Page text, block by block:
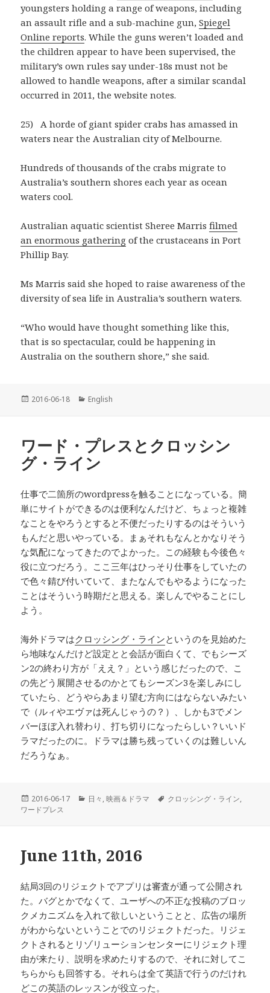
youngsters holding a range of weapons, including
an assault rifle and a sub-machine gun,Spiegel
Online reports. While the guns weren’t loaded and
the children appear to have been supervised, the
military’s own rules say under-18s must not be
allowed to handle weapons, after a similar scandal
occurred in 2011, the website notes.
25) A horde of giant spider crabs has amassed in
waters near the Australian city of Melbourne.
Hundreds of thousands of the crabs migrate to
Australia’s southern shores each year as ocean
waters cool.
Australian aquatic scientist Sheree Marrisfilmed
an enormous gathering of the crustaceans in Port
Phillip Bay.
Ms Marris said she hoped to raise awareness of the
diversity of sea life in Australia’s southern waters.
“Who would have thought something like this,
that is so spectacular, could be happening in
Australia on the southern shore,” she said.
投
2016-06-18
カ
ー
English
ワード・プレスとクロッシン
グ・ライン
仕事で二箇所のwordpressを触ることになっている。簡
単にサイトができるのは便利なんだけど、ちょっと複雑
なことをやろうとすると不便だったりするのはそういう
もんだと思いやっている。まぁそれもなんとかなりそう
な気配になってきたのでよかった。この経験も今後色々
役に立つだろう。ここ三年はひっそり仕事をしていたの
で色々錆び付いていて、またなんでもやるようになった
ことはそういう時期だと思える。楽しんでやることにし
よう。
海外ドラマはクロッシング・ラインというのを見始めた
ら地味なんだけど設定とと会話が面白くて、でもシーズ
ン2の終わり方が「ええ？」という感じだったので、こ
の先どう展開させるのかとてもシーズン3を楽しみにし
ていたら、どうやらあまり望む方向にはならないみたい
で（ルィやエヴァは死んじゃうの？）、しかも3でメン
バーほぼ入れ替わり、打ち切りになったらしい？いいド
ラマだったのに。ドラマは勝ち残っていくのは難しいん
だろうなぁ。
投
稿
2016-06-17
カ
日々 ,映画＆ドラマ
タ
クロッシング・ライン,
ワードプレス
June 11th, 2016
結局3回のリジェクトでアプリは審査が通って公開され
た。バグとかでなくて、ユーザへの不正な投稿のブロッ
クメカニズムを入れて欲しいということと、広告の場所
がわからないということでのリジェクトだった。リジェ
クトされるとリゾリューションセンターにリジェクト理
由が来たり、説明を求めたりするので、それに対してこ
ちらからも回答する。それらは全て英語で行うのだけれ
どこの英語のレッスンが役立った。